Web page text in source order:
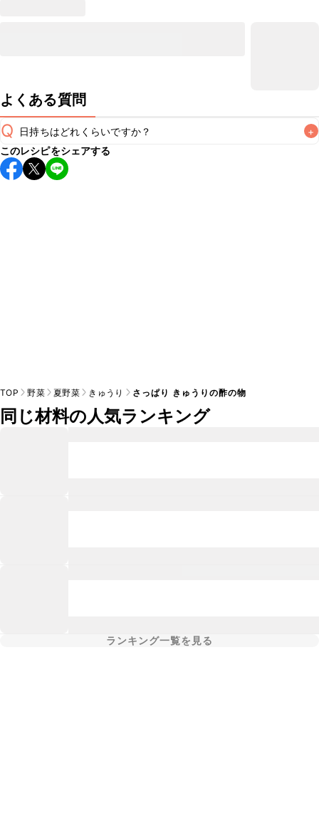
よくある質問
Q 日持ちはどれくらいですか？ +
保存期間は冷蔵で当日中が目安です。なるべくお早めにお召
し上がりください。
このレシピをシェアする
TOP 野菜 夏野菜 きゅうり さっぱり きゅうりの酢の物
同じ材料の人気ランキング
ランキング一覧を見る